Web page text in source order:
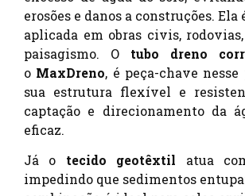
erosões e danos a construções.
aplicada em obras civis,
paisagismo. O tubo dreno
o MaxDreno, é peça-chave nesse
sua estrutura flexível e
captação e direcionamento da
eficaz.
Já o tecido geotêxtil atua
impedindo que sedimentos